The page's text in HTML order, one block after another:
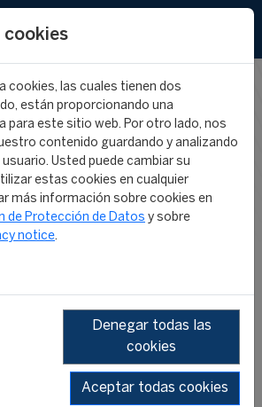
DEL
cookies
cookies, las cuales tienen dos
están proporcionando una
para este sitio web. Por otro lado, nos
contenido guardando y analizando
Usted puede cambiar su
estas cookies en cualquier
más información sobre cookies en
de Protección de Datos y sobre
notice.
Denegar todas las
cookies
Aceptar todas cookies